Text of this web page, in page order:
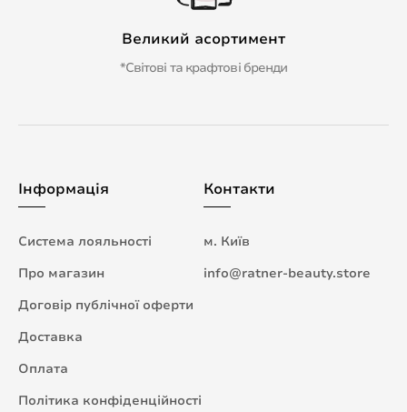
Великий асортимент
*Світові та крафтові бренди
Інформація
Система лояльності
Про магазин
Договір публічної оферти
Доставка
Оплата
Політика конфіденційності
Контакти
м. Київ
info@ratner-beauty.store